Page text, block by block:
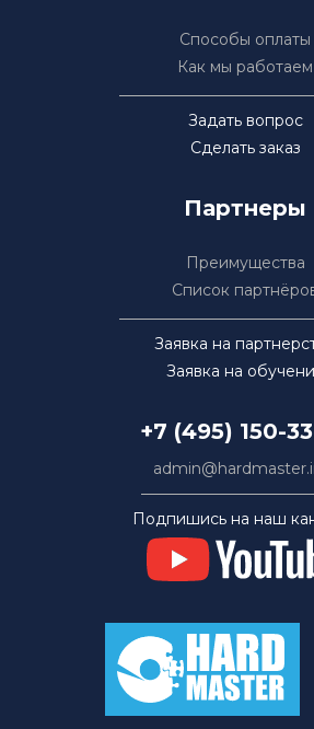
Способы оплаты
Как мы работаем
Задать вопрос
Сделать заказ
Партнеры
Преимущества
Список
Заявка на
Заявка на
+7 (495) 150-
Подпишись на наш